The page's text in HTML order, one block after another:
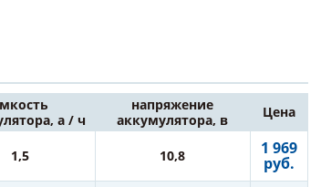
а / ч
напряжение
аккумулятора, в
Цена
1,5 10,8 1 969
руб.